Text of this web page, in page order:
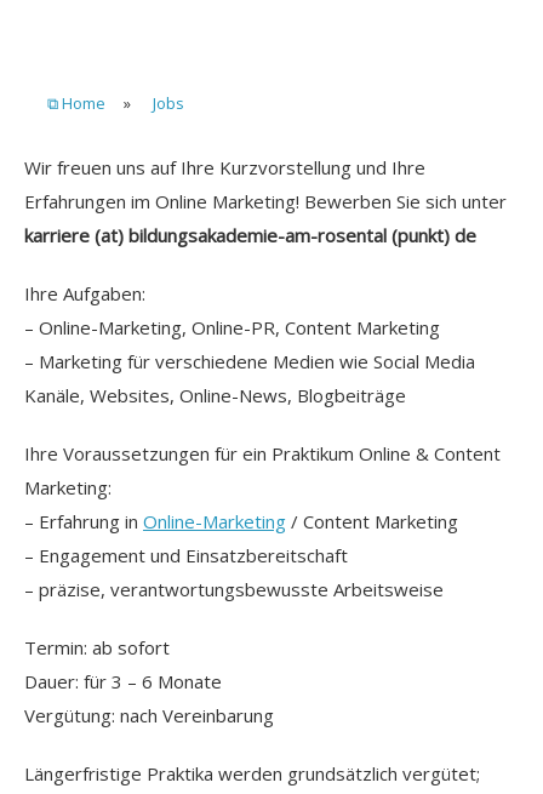
⧉ Home » Jobs
Wir freuen uns auf Ihre Kurzvorstellung und Ihre
Erfahrungen im Online Marketing! Bewerben Sie sich unter
karriere (at) bildungsakademie-am-rosental (punkt) de
Ihre Aufgaben:
– Online-Marketing, Online-PR, Content Marketing
– Marketing für verschiedene Medien wie Social Media
Kanäle, Websites, Online-News, Blogbeiträge
Ihre Voraussetzungen für ein Praktikum Online & Content
Marketing:
– Erfahrung in Online-Marketing / Content Marketing
– Engagement und Einsatzbereitschaft
– präzise, verantwortungsbewusste Arbeitsweise
Termin: ab sofort
Dauer: für 3 – 6 Monate
Vergütung: nach Vereinbarung
Längerfristige Praktika werden grundsätzlich vergütet;